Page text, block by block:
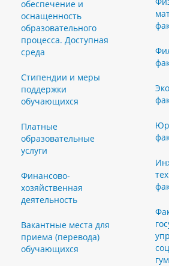
обеспечение и
оснащенность
образовательного
процесса. Доступная
среда
Стипендии и меры
поддержки
обучающихся
Платные
образовательные
услуги
Финансово-
хозяйственная
деятельность
Вакантные места для
приема (перевода)
обучающихся